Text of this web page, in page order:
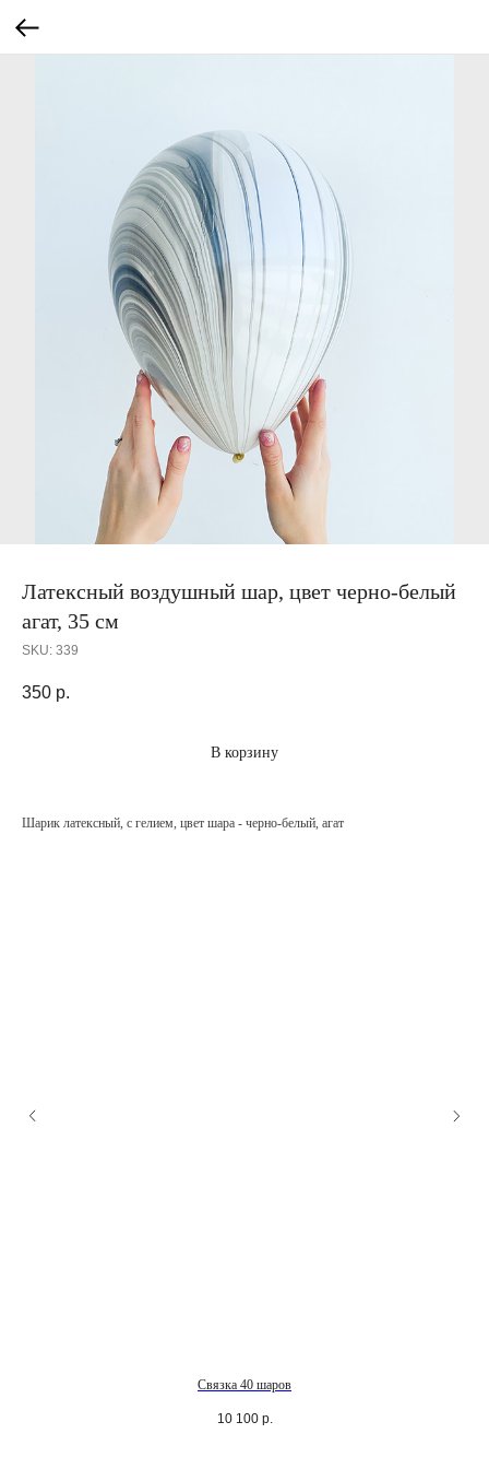
Латексный воздушный шар, цвет черно-белый
агат, 35 см
SKU: 339
350 р.
В корзину
Шарик латексный, с гелием, цвет шара - черно-белый, агат
Связка 40 шаров
10 100 р.